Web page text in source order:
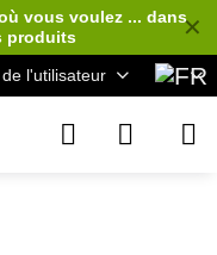
✕
vous voulez ... dans
produits
l'utilisateur